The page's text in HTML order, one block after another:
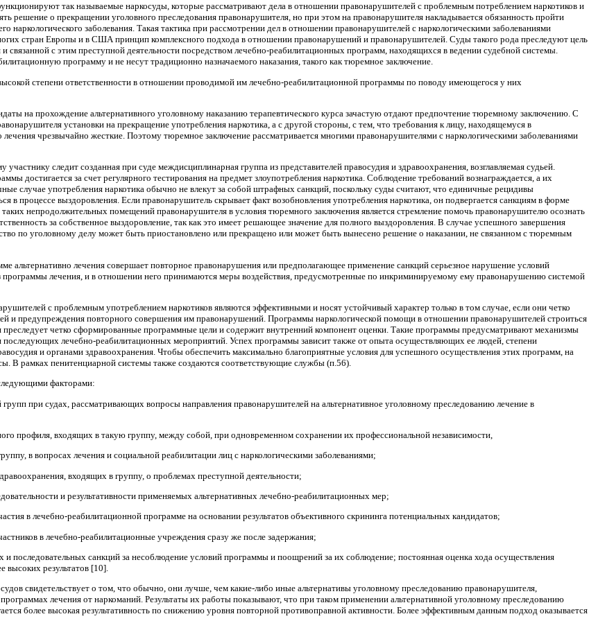
так называемые наркосуды, которые рассматривают дела в отношении правонарушителей с проблемным потреблением наркотиков и
решение о прекращении уголовного преследования правонарушителя, но при этом на правонарушителя накладывается обязанность пройти
наркологического заболевания. Такая тактика при рассмотрении дел в отношении правонарушителей с наркологическими заболеваниями
стран Европы и в США принцип комплексного подхода в отношении правонарушений и правонарушителей. Суды такого рода преследуют цель
связанной с этим преступной деятельности посредством лечебно-реабилитационных программ, находящихся в ведении судебной системы.
программу и не несут традиционно назначаемого наказания, такого как тюремное заключение.
степени ответственности в отношении проводимой им лечебно-реабилитационной программы по поводу имеющегося у них
на прохождение альтернативного уголовному наказанию терапевтического курса зачастую отдают предпочтение тюремному заключению. С
установки на прекращение употребления наркотика, а с другой стороны, с тем, что требования к лицу, находящемуся в
лечения чрезвычайно жесткие. Поэтому тюремное заключение рассматривается многими правонарушителями с наркологическими заболеваниями
следит созданная при суде междисциплинарная группа из представителей правосудия и здравоохранения, возглавляемая судьей.
достигается за счет регулярного тестирования на предмет злоупотребления наркотика. Соблюдение требований вознаграждается, а их
случае употребления наркотика обычно не влекут за собой штрафных санкций, поскольку суды считают, что единичные рецидивы
в процессе выздоровления. Если правонарушитель скрывает факт возобновления употребления наркотика, он подвергается санкциям в форме
непродолжительных помещений правонарушителя в условия тюремного заключения является стремление помочь правонарушителю осознать
за собственное выздоровление, так как это имеет решающее значение для полного выздоровления. В случае успешного завершения
по уголовному делу может быть приостановлено или прекращено или может быть вынесено решение о наказании, не связанном с тюремным
альтернативно лечения совершает повторное правонарушения или предполагающее применение санкций серьезное нарушение условий
лечения, и в отношении него принимаются меры воздействия, предусмотренные по инкриминируемому ему правонарушению системой
с проблемным употреблением наркотиков являются эффективными и носят устойчивый характер только в том случае, если они четко
и предупреждения повторного совершения им правонарушений. Программы наркологической помощи в отношении правонарушителей строиться
преследует четко сформированные программные цели и содержит внутренний компонент оценки. Такие программы предусматривают механизмы
лечебно-реабилитационных мероприятий. Успех программы зависит также от опыта осуществляющих ее людей, степени
и органами здравоохранения. Чтобы обеспечить максимально благоприятные условия для успешного осуществления этих программ, на
В рамках пенитенциарной системы также создаются соответствующие службы (п.56).
факторами:
при судах, рассматривающих вопросы направления правонарушителей на альтернативное уголовному преследованию лечение в
профиля, входящих в такую группу, между собой, при одновременном сохранении их профессиональной независимости,
в вопросах лечения и социальной реабилитации лиц с наркологическими заболеваниями;
входящих в группу, о проблемах преступной деятельности;
и результативности применяемых альтернативных лечебно-реабилитационных мер;
в лечебно-реабилитационной программе на основании результатов объективного скрининга потенциальных кандидатов;
в лечебно-реабилитационные учреждения сразу же после задержания;
последовательных санкций за несоблюдение условий программы и поощрений за их соблюдение; постоянная оценка хода осуществления
высоких результатов [10].
свидетельствует о том, что обычно, они лучше, чем какие-либо иные альтернативы уголовному преследованию правонарушителя,
лечения от наркоманий. Результаты их работы показывают, что при таком применении альтернативной уголовному преследованию
более высокая результативность по снижению уровня повторной противоправной активности. Более эффективным данным подход оказывается